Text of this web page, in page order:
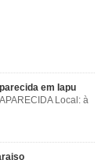
em Iapu
Local: à